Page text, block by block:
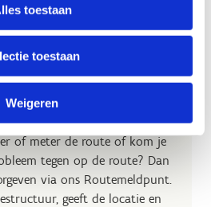
toestaan
toestaan
Weigeren
in je buurt
of meter de route of kom je
tegen op de route? Dan
via ons Routemeldpunt.
geeft de locatie en